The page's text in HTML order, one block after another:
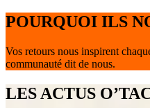
POURQUOI ILS
Vos retours nous inspirent
communauté dit de nous.
LES ACTUS